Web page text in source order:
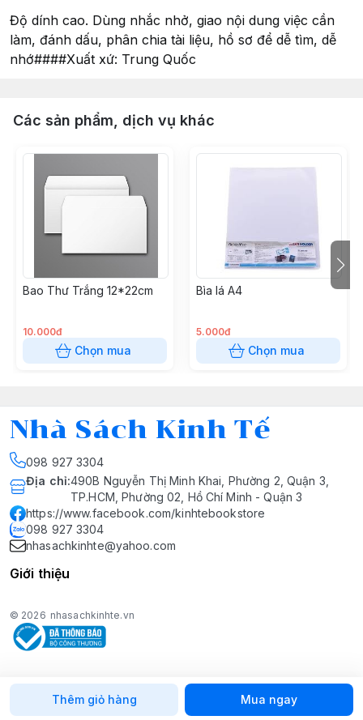
Thêm giỏ hàng Mua ngay
Độ dính cao. Dùng nhắc nhở, giao nội dung việc cần
làm, đánh dấu, phân chia tài liệu, hồ sơ để dễ tìm, dễ
nhớ####Xuất xứ: Trung Quốc
Các sản phẩm, dịch vụ khác
Bao Thư Trắng 12*22cm
10.000đ
Chọn mua
Bìa lá A4
5.000đ
Chọn mua
Nhà Sách Kinh Tế
098 927 3304
Địa chỉ:490B Nguyễn Thị Minh Khai, Phường 2, Quận 3,
TP.HCM, Phường 02, Hồ Chí Minh - Quận 3
https://www.facebook.com/kinhtebookstore
098 927 3304
nhasachkinhte@yahoo.com
Giới thiệu
© 2026 nhasachkinhte.vn